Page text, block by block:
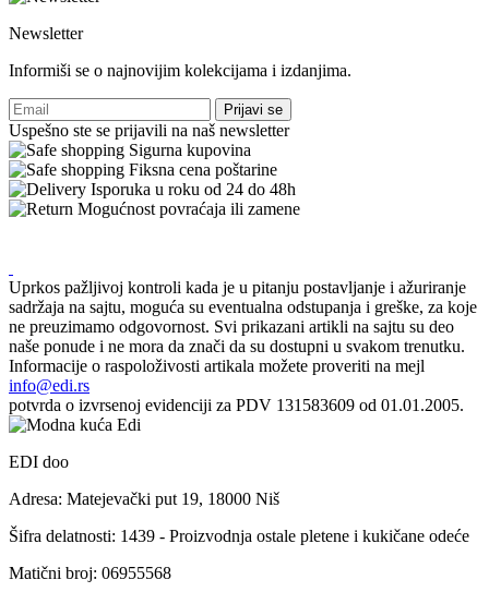
Newsletter
Informiši se o najnovijim kolekcijama i izdanjima.
Prijavi se
Uspešno ste se prijavili na naš newsletter
Sigurna kupovina
Fiksna cena poštarine
Isporuka u roku od 24 do 48h
Mogućnost povraćaja ili zamene
Uprkos pažljivoj kontroli kada je u pitanju postavljanje i ažuriranje
sadržaja na sajtu, moguća su eventualna odstupanja i greške, za koje
ne preuzimamo odgovornost. Svi prikazani artikli na sajtu su deo
naše ponude i ne mora da znači da su dostupni u svakom trenutku.
Informacije o raspoloživosti artikala možete proveriti na mejl
info@edi.rs
potvrda o izvrsenoj evidenciji za PDV 131583609 od 01.01.2005.
EDI doo
Adresa: Matejevački put 19, 18000 Niš
Šifra delatnosti: 1439 - Proizvodnja ostale pletene i kukičane odeće
Matični broj: 06955568